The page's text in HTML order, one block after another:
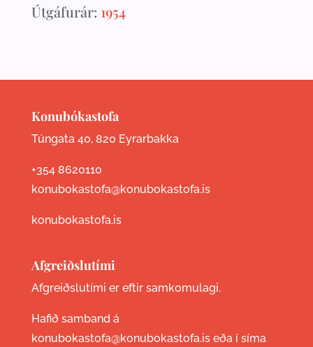
Útgáfurár: 1954
Konubókastofa
Túngata 40, 820 Eyrarbakka
+354 8620110
konubokastofa@konubokastofa.is
konubokastofa.is
Afgreiðslutími
Afgreiðslutími er eftir samkomulagi.
Hafið samband á
konubokastofa@konubokastofa.is eða í síma